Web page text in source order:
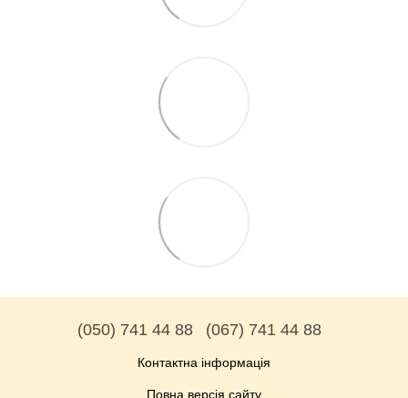
(050) 741 44 88 (067) 741 44 88
Контактна інформація
Повна версія сайту